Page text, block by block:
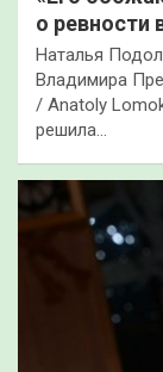
о ревности
Наталья
Владимира
/ Anatoly
решила…